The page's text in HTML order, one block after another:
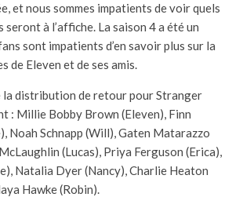
et nous sommes impatients de voir quels
à l’affiche. La saison 4 a été un
sont impatients d’en savoir plus sur la
de Eleven et de ses amis.
la distribution de retour pour Stranger
: Millie Bobby Brown (Eleven), Finn
Noah Schnapp (Will), Gaten Matarazzo
(Lucas), Priya Ferguson (Erica),
Natalia Dyer (Nancy), Charlie Heaton
Hawke (Robin).